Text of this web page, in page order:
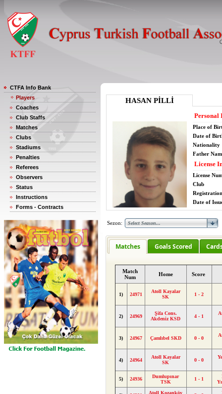
CTFA Info Bank
Players
Coaches
Club Staffs
Matches
Clubs
Stadiums
Penalties
Referees
Observers
Status
Instructions
Forms - Contracts
HASAN PİLLİ
Personal
Place of
Date of
Nationality
Father
License
License
Club
Date of
Sezon:
Matches Goals Scored
Match
Num
Home Score
1) 24971
Atoll Kayalar
SK
1 - 2
2) 24969
Şifa Cons.
Akdeniz KSD
4 - 1
3) 24967 Çamlıbel SKD 0 - 0
4) 24964
Atoll Kayalar
SK
0 - 0
5) 24936
Dumlupınar
TSK
1 - 1
Atoll Kozanköy